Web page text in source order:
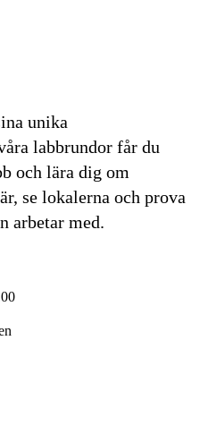
unika
labbrundor får du
och lära dig om
se lokalerna och prova
arbetar med.